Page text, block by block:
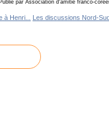
Publié par Association d'amitié franco-
à Henri... Les discussions Nord-